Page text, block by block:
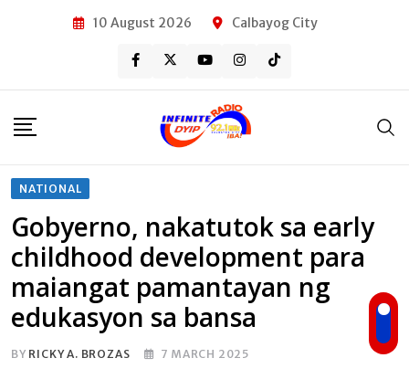
10 August 2026 Calbayog City
NATIONAL
Gobyerno, nakatutok sa early
childhood development para
maiangat pamantayan ng
edukasyon sa bansa
BY RICKY A. BROZAS 7 MARCH 2025